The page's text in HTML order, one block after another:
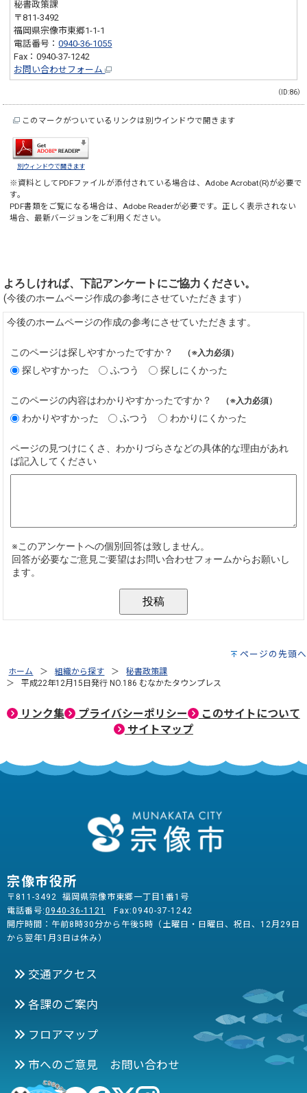
秘書政策課
〒811-3492
福岡県宗像市東郷1-1-1
電話番号：0940-36-1055
Fax：0940-37-1242
お問い合わせフォーム
（ID:86）
このマークがついているリンクは別ウインドウで開きます
別ウィンドウで開きます
※資料としてPDFファイルが添付されている場合は、Adobe Acrobat(R)が必要で
す。
PDF書類をご覧になる場合は、Adobe Readerが必要です。正しく表示されない
場合、最新バージョンをご利用ください。
ページの先頭へ
ホーム 組織から探す
秘書政策課
平成22年12月15日発行 NO.186 むなかたタウンプレス
リンク集 プライバシーポリシー
このサイトについて
サイトマップ
宗像市役所
〒811-3492 福岡県宗像市東郷一丁目1番1号
電話番号:0940-36-1121
Fax:0940-37-1242
開庁時間：午前8時30分から午後5時（土曜日・日曜日、祝日、12月29日
から翌年1月3日は休み）
交通アクセス
各課のご案内
フロアマップ
市へのご意見 お問い合わせ